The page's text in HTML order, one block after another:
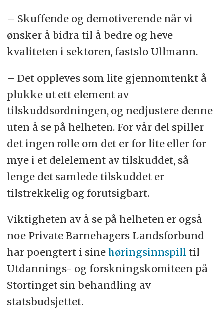
– Skuffende og demotiverende når vi
ønsker å bidra til å bedre og heve
kvaliteten i sektoren, fastslo Ullmann.
– Det oppleves som lite gjennomtenkt å
plukke ut ett element av
tilskuddsordningen, og nedjustere denne
uten å se på helheten. For vår del spiller
det ingen rolle om det er for lite eller for
mye i et delelement av tilskuddet, så
lenge det samlede tilskuddet er
tilstrekkelig og forutsigbart.
Viktigheten av å se på helheten er også
noe Private Barnehagers Landsforbund
har poengtert i sinehøringsinnspill til
Utdannings- og forskningskomiteen på
Stortinget sin behandling av
statsbudsjettet.